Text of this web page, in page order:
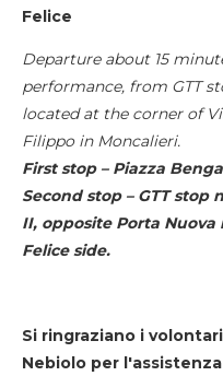
Felice
Departure about 15
performance, from GTT
located at the corner of
Filippo in Moncalieri.
First stop – Piazza
Second stop – GTT stop
II, opposite Porta Nuova
Felice side.
Si ringraziano i
Nebiolo per